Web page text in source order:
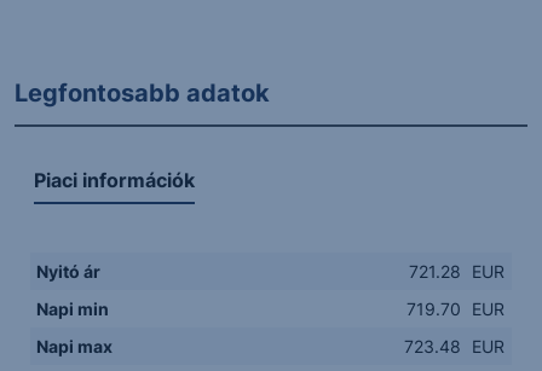
Legfontosabb adatok
Piaci információk
Nyitó ár 721.28
EUR
Napi min
719.70
EUR
Napi max
723.48
EUR